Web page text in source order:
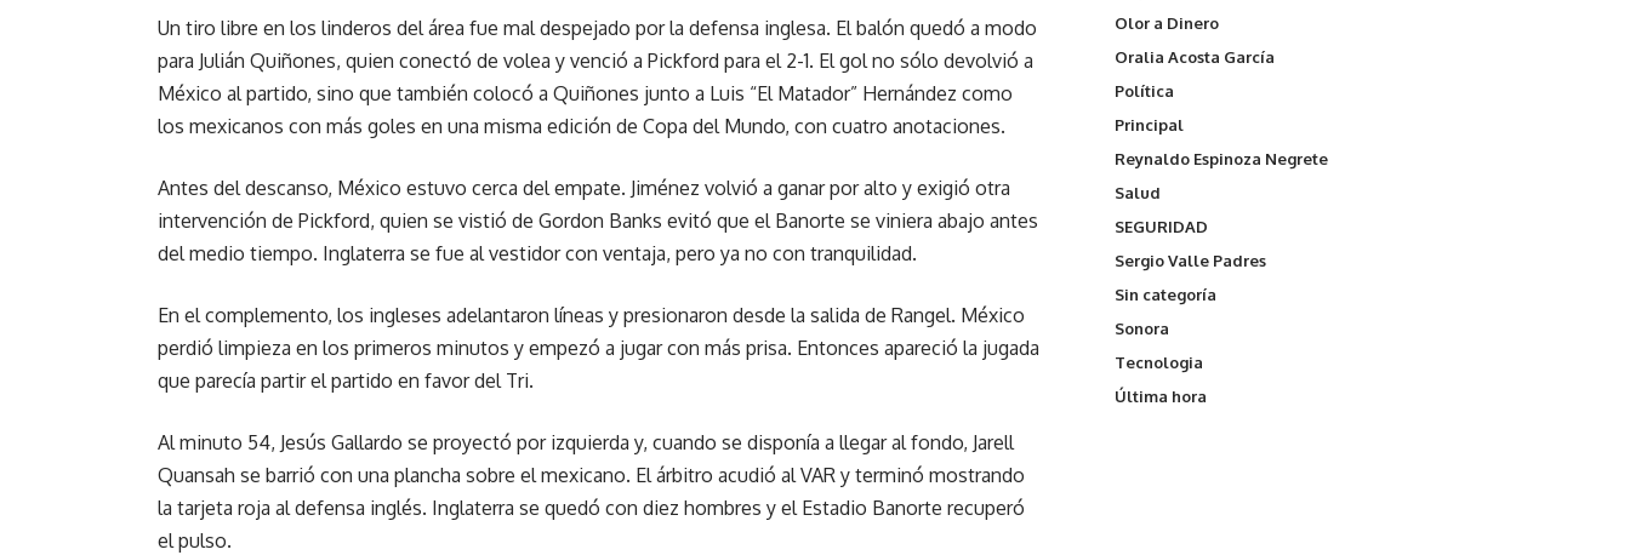
Un tiro libre en los linderos del área fue mal despejado por la defensa inglesa. El balón quedó a modo
para Julián Quiñones, quien conectó de volea y venció a Pickford para el 2-1. El gol no sólo devolvió a
México al partido, sino que también colocó a Quiñones junto a Luis “El Matador” Hernández como
los mexicanos con más goles en una misma edición de Copa del Mundo, con cuatro anotaciones.
Antes del descanso, México estuvo cerca del empate. Jiménez volvió a ganar por alto y exigió otra
intervención de Pickford, quien se vistió de Gordon Banks evitó que el Banorte se viniera abajo antes
del medio tiempo. Inglaterra se fue al vestidor con ventaja, pero ya no con tranquilidad.
En el complemento, los ingleses adelantaron líneas y presionaron desde la salida de Rangel. México
perdió limpieza en los primeros minutos y empezó a jugar con más prisa. Entonces apareció la jugada
que parecía partir el partido en favor del Tri.
Al minuto 54, Jesús Gallardo se proyectó por izquierda y, cuando se disponía a llegar al fondo, Jarell
Quansah se barrió con una plancha sobre el mexicano. El árbitro acudió al VAR y terminó mostrando
la tarjeta roja al defensa inglés. Inglaterra se quedó con diez hombres y el Estadio Banorte recuperó
el pulso.
Olor a Dinero
Oralia Acosta García
Política
Principal
Reynaldo Espinoza Negrete
Salud
SEGURIDAD
Sergio Valle Padres
Sin categoría
Sonora
Tecnologia
Última hora